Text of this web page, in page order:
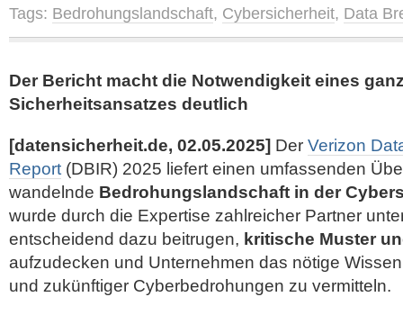
Tags: Bedrohungslandschaft, Cybersicherheit, Data
Der Bericht macht die Notwendigkeit eines
Sicherheitsansatzes deutlich
[datensicherheit.de, 02.05.2025] Der Verizon
Report (DBIR) 2025 liefert einen umfassenden
wandelnde Bedrohungslandschaft in der
wurde durch die Expertise zahlreicher Partner
entscheidend dazu beitrugen, kritische Muster
aufzudecken und Unternehmen das nötige
und zukünftiger Cyberbedrohungen zu vermitteln.